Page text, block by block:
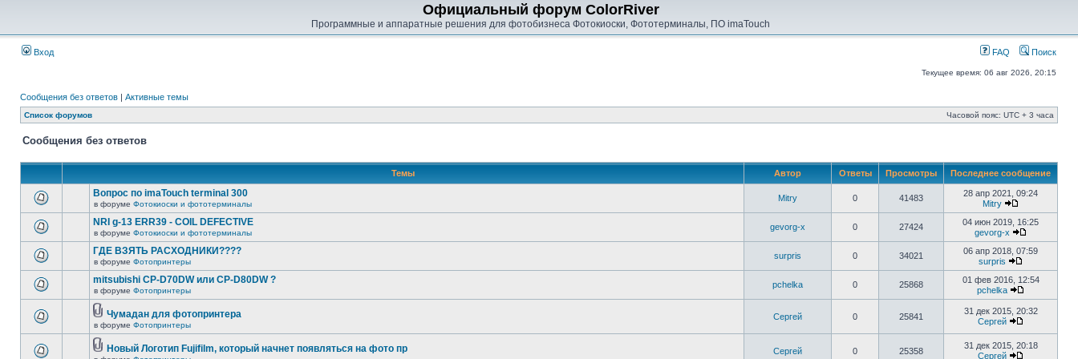
Официальный форум ColorRiver
Программные и аппаратные решения для фотобизнеса Фотокиоски, Фототерминалы, ПО imaTouch
Вход FAQ Поиск
Текущее время: 06 авг 2026, 20:15
Сообщения без ответов | Активные темы
Список форумов Часовой пояс: UTC + 3 часа
Сообщения без ответов
Темы Автор Ответы Просмотры Последнее сообщение
Вопрос по imaTouch terminal 300
в форуме Фотокиоски и фототерминалы
Mitry 0 41483
28 апр 2021, 09:24
Mitry
NRI g-13 ERR39 - COIL DEFECTIVE
в форуме Фотокиоски и фототерминалы
gevorg-x 0 27424
04 июн 2019, 16:25
gevorg-x
ГДЕ ВЗЯТЬ РАСХОДНИКИ????
в форуме Фотопринтеры
surpris 0 34021
06 апр 2018, 07:59
surpris
mitsubishi CP-D70DW или CP-D80DW ?
в форуме Фотопринтеры
pchelka 0 25868
01 фев 2016, 12:54
pchelka
Чумадан для фотопринтера
в форуме Фотопринтеры
Сергей 0 25841
31 дек 2015, 20:32
Сергей
Новый Логотип Fujifilm, который начнет появляться на фото пр Сергей 0 25358
31 дек 2015, 20:18
Сергей